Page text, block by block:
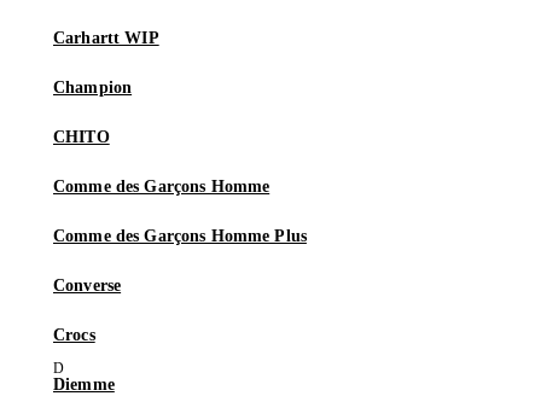
Carhartt WIP
Champion
CHITO
Comme des Garçons Homme
Comme des Garçons Homme Plus
Converse
Crocs
Diemme